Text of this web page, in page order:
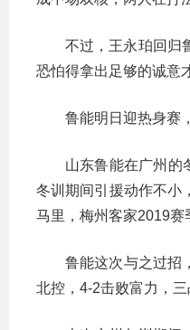
不过，王永珀回归
恐怕得拿出足够的诚意
鲁能明日迎热身赛
山东鲁能在广州的
冬训期间引援动作不小
马里，梅州客家2019赛
鲁能这次与之过招
北控，4-2击败富力，